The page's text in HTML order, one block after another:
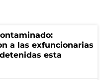
a las exfuncionarias
esta